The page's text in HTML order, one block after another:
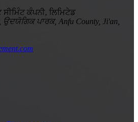
ਕੰਪਨੀ, ਲਿਮਿਟੇਡ
ਉਦਯੋਗਿਕ ਪਾਰਕ, ​​Anfu County, Ji'an,